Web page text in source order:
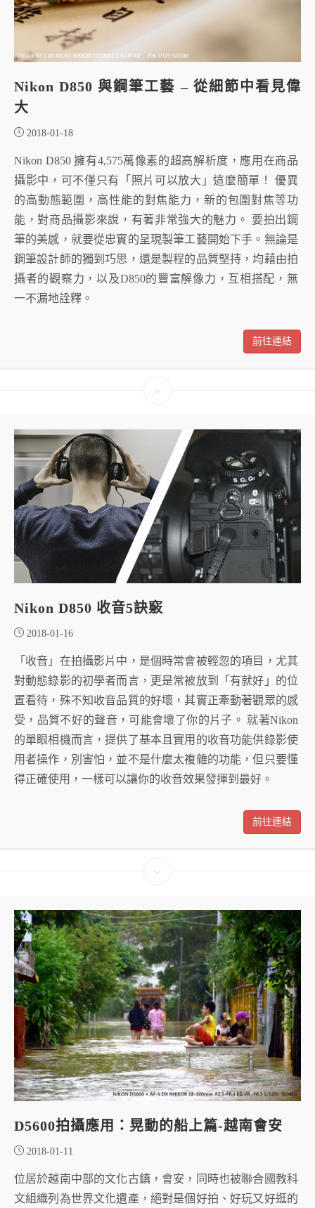
Nikon D850 與鋼筆工藝 – 從細節中看見偉
大
2018-01-18
Nikon D850 擁有4,575萬像素的超高解析度，應用在商品
攝影中，可不僅只有「照片可以放大」這麼簡單！ 優異
的高動態範圍，高性能的對焦能力，新的包圍對焦等功
能，對商品攝影來說，有著非常強大的魅力。 要拍出鋼
筆的美感，就要從忠實的呈現製筆工藝開始下手。無論是
鋼筆設計師的獨到巧思，還是製程的品質堅持，均藉由拍
攝者的觀察力，以及D850的豐富解像力，互相搭配，無
一不漏地詮釋。
前往連結
Nikon D850 收音5訣竅
2018-01-16
「收音」在拍攝影片中，是個時常會被輕忽的項目，尤其
對動態錄影的初學者而言，更是常被放到「有就好」的位
置看待，殊不知收音品質的好壞，其實正牽動著觀眾的感
受，品質不好的聲音，可能會壞了你的片子。 就著Nikon
的單眼相機而言，提供了基本且實用的收音功能供錄影使
用者操作，別害怕，並不是什麼太複雜的功能，但只要懂
得正確使用，一樣可以讓你的收音效果發揮到最好。
前往連結
D5600拍攝應用：晃動的船上篇-越南會安
2018-01-11
位居於越南中部的文化古鎮，會安，同時也被聯合國教科
文組織列為世界文化遺產，絕對是個好拍、好玩又好逛的